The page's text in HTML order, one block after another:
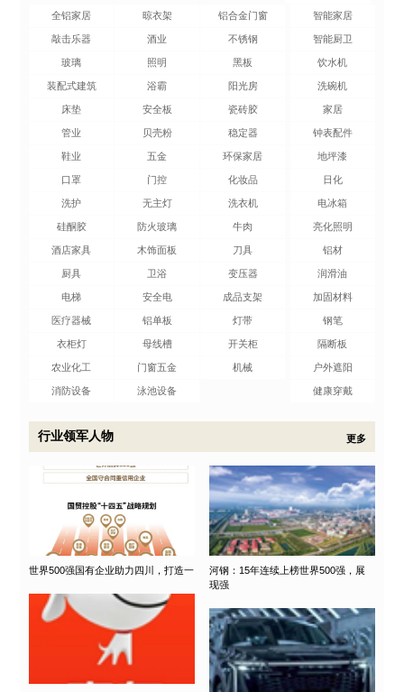
全铝家居 晾衣架 智能家居
铝合金门窗
敲击乐器 酒业 智能厨卫
不锈钢
玻璃 照明 饮水机
黑板
装配式建筑 浴霸 洗碗机
阳光房
床垫 安全板 家居
瓷砖胶
管业 贝壳粉 钟表配件
稳定器
鞋业 五金 地坪漆
环保家居
口罩 门控 日化
化妆品
洗护 无主灯 电冰箱
洗衣机
硅酮胶 防火玻璃 亮化照明
牛肉
酒店家具 木饰面板 铝材
刀具
厨具 卫浴 润滑油
变压器
电梯 安全电 加固材料
成品支架
医疗器械 铝单板 钢笔
灯带
衣柜灯 母线槽 隔断板
开关柜
农业化工 门窗五金 户外遮阳
机械
消防设备 泳池设备 健康穿戴
行业领军人物 更多
世界500强国有企业助力四川，打造一
河钢：15年连续上榜世界500强，展
现强